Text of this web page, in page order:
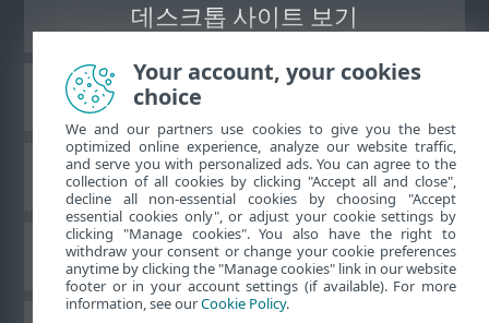
데스크톱 사이트 보기
ESET 지식 베이스
ESET 포럼
국가별 지원
Your account, your cookies
choice
We and our partners use cookies to give you the best
optimized online experience, analyze our website traffic,
and serve you with personalized ads. You can agree to the
collection of all cookies by clicking "Accept all and close",
decline all non-essential cookies by choosing "Accept
essential cookies only", or adjust your cookie settings by
clicking "Manage cookies". You also have the right to
withdraw your consent or change your cookie preferences
anytime by clicking the "Manage cookies" link in our website
footer or in your account settings (if available). For more
information, see ourCookie Policy.